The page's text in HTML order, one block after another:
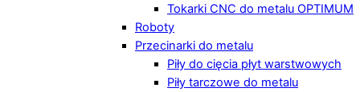
Tokarki CNC do metalu OPTIMUM
Roboty
Przecinarki do metalu
Piły do cięcia płyt warstwowych
Piły tarczowe do metalu